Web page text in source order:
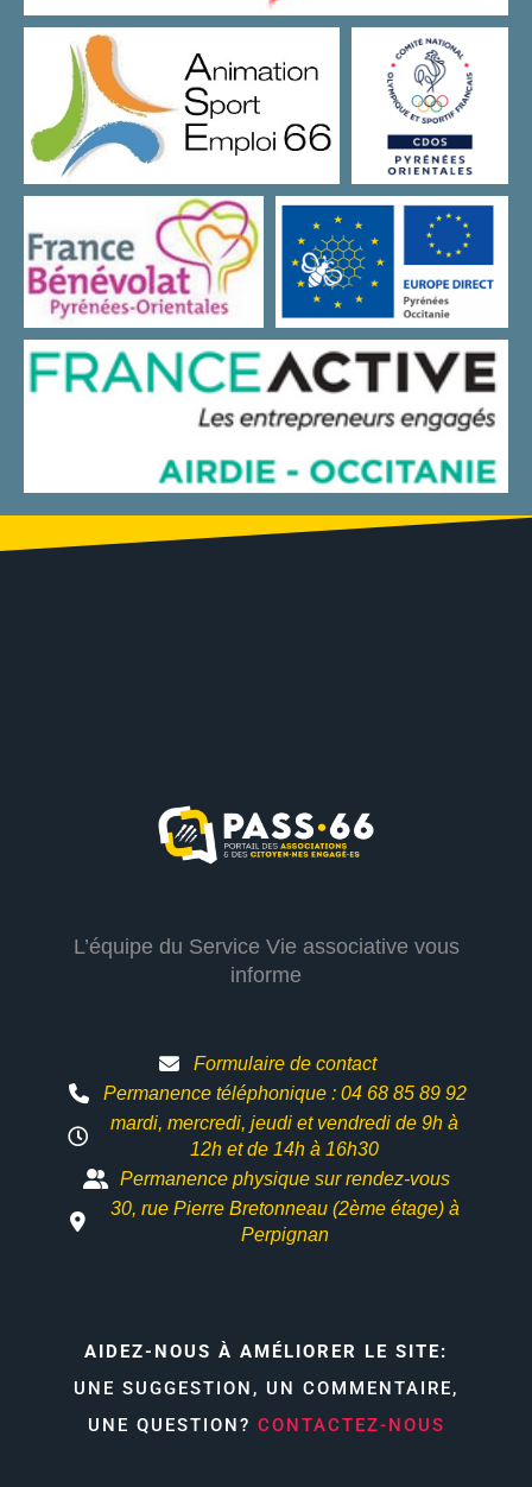
L’équipe du Service Vie associative vous
informe
Formulaire de contact
Permanence téléphonique : 04 68 85 89 92
mardi, mercredi, jeudi et vendredi de 9h à
12h etde 14h à 16h30
Permanence physique sur rendez-vous
30, rue Pierre Bretonneau (2ème étage) à
Perpignan
AIDEZ-NOUS À AMÉLIORER LE SITE:
UNE SUGGESTION, UN COMMENTAIRE,
UNE QUESTION? CONTACTEZ-NOUS